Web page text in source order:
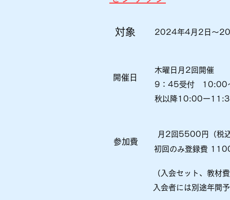
対象 2024年4月2日～
開催日
木曜日月2回開催
9：45受付
秋以降10:00ー
参加費
月2回5500円（税
初回のみ登録費
（入会セット、教材
入会者には別途年間